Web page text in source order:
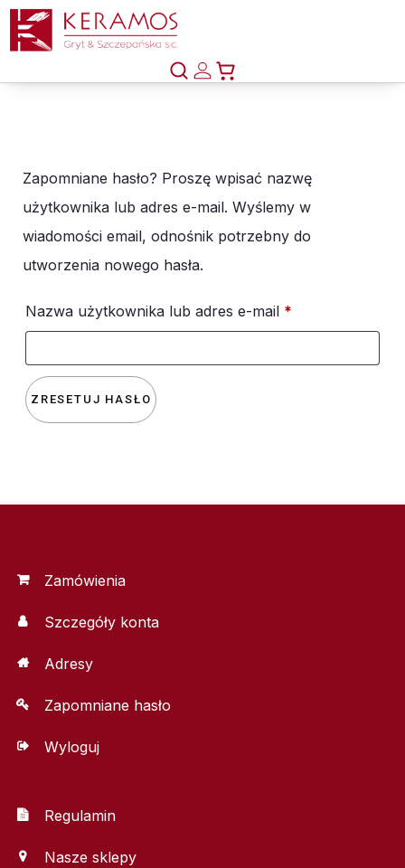
Zapomniane hasło? Proszę wpisać nazwę
użytkownika lub adres e-mail. Wyślemy w
wiadomości email, odnośnik potrzebny do
utworzenia nowego hasła.
Nazwa użytkownika lub adres e-mail *
ZRESETUJ HASŁO
Zamówienia
Szczegóły konta
Adresy
Zapomniane hasło
Wyloguj
Regulamin
Nasze sklepy